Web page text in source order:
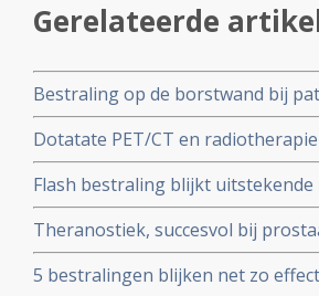
Gerelateerde
Bestraling op de borstwand bij
verschil in overleving op 10 jaar
onnodig
Dotatate PET/CT en
op de somatostatine receptor
borstkanker geeft uitstekende
Flash bestraling blijkt
borstkanker, maar ook voor
Theranostiek, succesvol bij
behandeling voor borstkanker te
5 bestralingen blijken net zo